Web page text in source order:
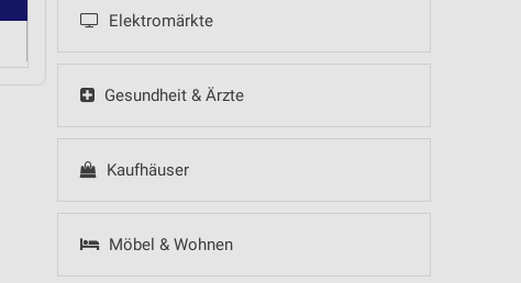
Elektromärkte
Gesundheit & Ärzte
Kaufhäuser
Möbel & Wohnen